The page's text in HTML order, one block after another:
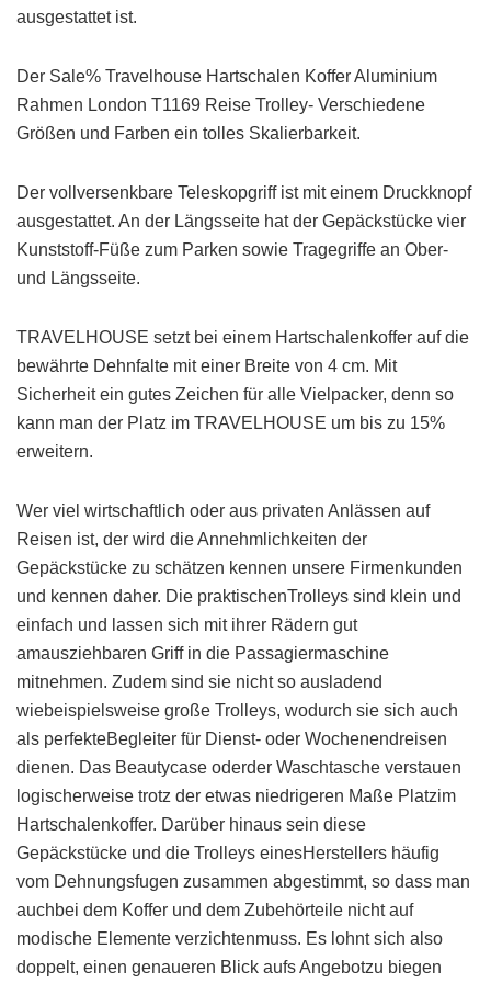
ausgestattet ist.
Der Sale% Travelhouse Hartschalen Koffer Aluminium
Rahmen London T1169 Reise Trolley- Verschiedene
Größen und Farben ein tolles Skalierbarkeit.
Der vollversenkbare Teleskopgriff ist mit einem Druckknopf
ausgestattet. An der Längsseite hat der Gepäckstücke vier
Kunststoff-Füße zum Parken sowie Tragegriffe an Ober-
und Längsseite.
TRAVELHOUSE setzt bei einem Hartschalenkoffer auf die
bewährte Dehnfalte mit einer Breite von 4 cm. Mit
Sicherheit ein gutes Zeichen für alle Vielpacker, denn so
kann man der Platz im TRAVELHOUSE um bis zu 15%
erweitern.
Wer viel wirtschaftlich oder aus privaten Anlässen auf
Reisen ist, der wird die Annehmlichkeiten der
Gepäckstücke zu schätzen kennen unsere Firmenkunden
und kennen daher. Die praktischenTrolleys sind klein und
einfach und lassen sich mit ihrer Rädern gut
amausziehbaren Griff in die Passagiermaschine
mitnehmen. Zudem sind sie nicht so ausladend
wiebeispielsweise große Trolleys, wodurch sie sich auch
als perfekteBegleiter für Dienst- oder Wochenendreisen
dienen. Das Beautycase oderder Waschtasche verstauen
logischerweise trotz der etwas niedrigeren Maße Platzim
Hartschalenkoffer. Darüber hinaus sein diese
Gepäckstücke und die Trolleys einesHerstellers häufig
vom Dehnungsfugen zusammen abgestimmt, so dass man
auchbei dem Koffer und dem Zubehörteile nicht auf
modische Elemente verzichtenmuss. Es lohnt sich also
doppelt, einen genaueren Blick aufs Angebotzu biegen